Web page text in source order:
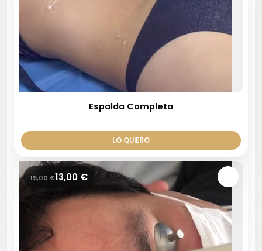
Espalda Completa
LO QUIERO
19,00€13,00 €